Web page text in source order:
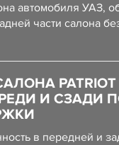
автомобиля УАЗ,
части салона
PATRIOT
И СЗАДИ
в передней и